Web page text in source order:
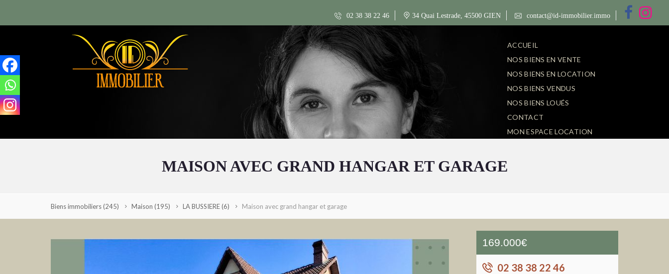
02 38 38 22 46 34 Quai Lestrade, 45500 GIEN contact@id-immobilier.immo
ACCUEIL
NOS BIENS EN VENTE
NOS BIENS EN LOCATION
NOS BIENS VENDUS
NOS BIENS LOUÉS
CONTACT
MON ESPACE LOCATION
MAISON AVEC GRAND HANGAR ET GARAGE
Biens immobiliers(245) Maison (195) LA BUSSIERE(6) Maison avec grand hangar et garage
169.000€
02 38 38 22 46